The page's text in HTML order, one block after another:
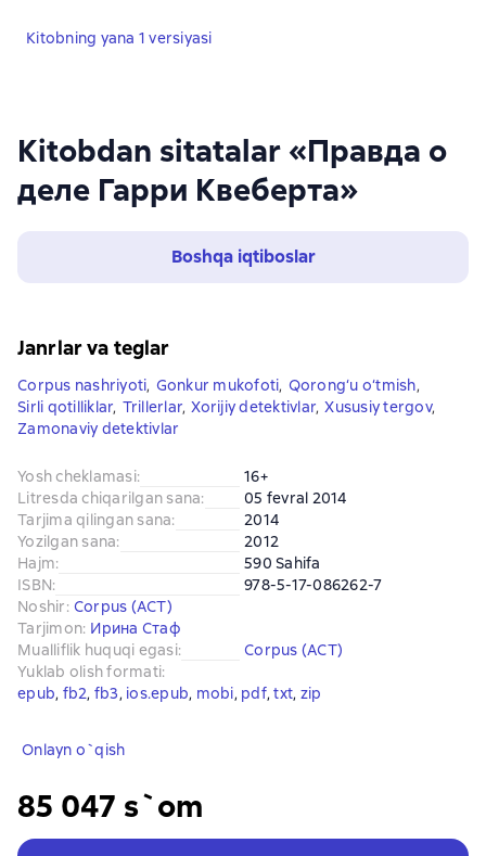
Kitobdan sitatalar «Правда о
деле Гарри Квеберта»
Boshqa iqtiboslar
Kitobning yana 1 versiyasi
Janrlar va teglar
Corpus nashriyoti, Gonkur mukofoti, Qorong‘u o‘tmish,
Sirli qotilliklar, Trillerlar, Xorijiy detektivlar, Xususiy tergov,
Zamonaviy detektivlar
Yosh cheklamasi:
16+
Litresda chiqarilgan sana:
05 fevral 2014
Tarjima qilingan sana:
2014
Yozilgan sana:
2012
Hajm:
590 Sahifa
ISBN:
978-5-17-086262-7
Noshir: Corpus (АСТ)
Tarjimon: Ирина Стаф
Mualliflik huquqi egasi:
Corpus (АСТ)
Yuklab olish formati:
epub, fb2, fb3, ios.epub, mobi, pdf, txt, zip
Onlayn o`qish
85 047 s`om